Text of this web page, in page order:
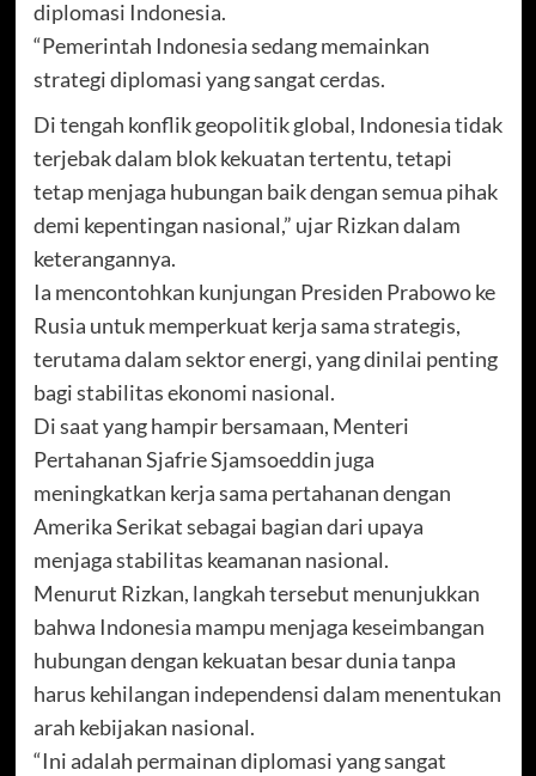
diplomasi Indonesia.
“Pemerintah Indonesia sedang memainkan
strategi diplomasi yang sangat cerdas.
Di tengah konflik geopolitik global, Indonesia tidak
terjebak dalam blok kekuatan tertentu, tetapi
tetap menjaga hubungan baik dengan semua pihak
demi kepentingan nasional,” ujar Rizkan dalam
keterangannya.
Ia mencontohkan kunjungan Presiden Prabowo ke
Rusia untuk memperkuat kerja sama strategis,
terutama dalam sektor energi, yang dinilai penting
bagi stabilitas ekonomi nasional.
Di saat yang hampir bersamaan, Menteri
Pertahanan Sjafrie Sjamsoeddin juga
meningkatkan kerja sama pertahanan dengan
Amerika Serikat sebagai bagian dari upaya
menjaga stabilitas keamanan nasional.
Menurut Rizkan, langkah tersebut menunjukkan
bahwa Indonesia mampu menjaga keseimbangan
hubungan dengan kekuatan besar dunia tanpa
harus kehilangan independensi dalam menentukan
arah kebijakan nasional.
“Ini adalah permainan diplomasi yang sangat